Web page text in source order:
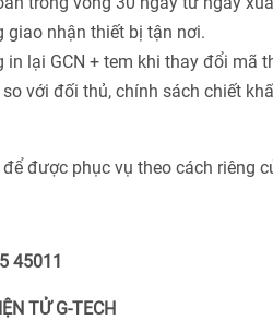
nhận thiết bị tận nơi.
lại GCN + tem khi thay đổi mã
với đối thủ, chính sách chiết
được phục vụ theo cách riêng
45011
TỬ G-TECH